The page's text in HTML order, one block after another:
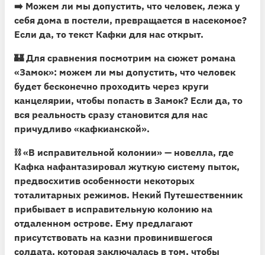
➡️ Можем ли мы допустить, что человек, лежа у
себя дома в постели, превращается в насекомое?
Если да, то текст Кафки для нас открыт.
🏰Для сравнения посмотрим на сюжет романа
«Замок»: можем ли мы допустить, что человек
будет бесконечно проходить через круги
канцелярии, чтобы попасть в Замок? Если да, то
вся реальность сразу становится для нас
причудливо «кафкианской».
⛓«В исправительной колонии» — новелла, где
Кафка нафантазировал жуткую систему пыток,
предвосхитив особенности некоторых
тоталитарных режимов. Некий Путешественник
прибывает в исправительную колонию на
отдаленном острове. Ему предлагают
присутствовать на казни провинившегося
солдата, которая заключалась в том, чтобы